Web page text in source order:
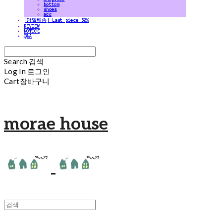
bottom
shoes
acc
[당일배송] Last piece 50%
REVIEW
NOTICE
Q&A
Search 검색
Log In 로그인
Cart장바구니
morae house